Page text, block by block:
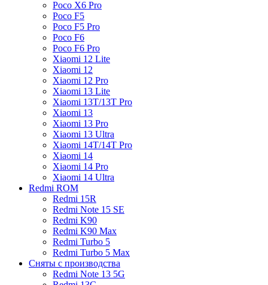
Poco X6 Pro
Poco F5
Poco F5 Pro
Poco F6
Poco F6 Pro
Xiaomi 12 Lite
Xiaomi 12
Xiaomi 12 Pro
Xiaomi 13 Lite
Xiaomi 13T/13T Pro
Xiaomi 13
Xiaomi 13 Pro
Xiaomi 13 Ultra
Xiaomi 14T/14T Pro
Xiaomi 14
Xiaomi 14 Pro
Xiaomi 14 Ultra
Redmi ROM
Redmi 15R
Redmi Note 15 SE
Redmi K90
Redmi K90 Max
Redmi Turbo 5
Redmi Turbo 5 Max
Сняты с производства
Redmi Note 13 5G